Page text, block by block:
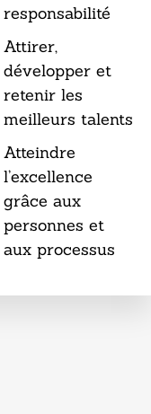
responsabilité
Attirer,
développer et
retenir les
meilleurs talents
Atteindre
l’excellence
grâce aux
personnes et
aux processus